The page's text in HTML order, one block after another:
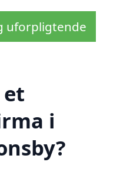
uforpligtende
i